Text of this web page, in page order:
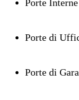
Porte Interne
Porte di
Porte di